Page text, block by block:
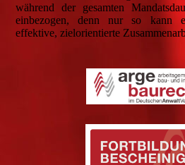
während der gesamten
einbezogen, denn nur so kann
effektive, zielorientierte